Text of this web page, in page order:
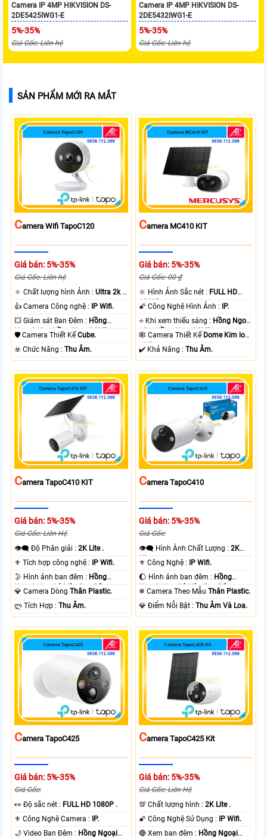
Camera IP 4MP HIKVISION DS-
2DE5425IWG1-E
5%-35%
Giá Gốc: Liên hệ
Camera IP 4MP HIKVISION DS-
2DE5432IWG1-E
5%-35%
Giá Gốc: Liên hệ
SẢN PHẨM MỚI RA MẮT
CAmera Wifi TapoC120
Giá bán: 5%-35%
Giá Gốc: Liên hệ
🔅 Chất lượng hình Ảnh :Ultra 2k +
.
👍 Camera Công nghệ :
IP Wifi.
💥 Giám sát Ban Đêm : Hồng
Ngoại 10m Hồng Ngoại SMD.
🛡 Camera Thiết KếCube.
️☣️ Chức Năng :Thu Âm.
CAmera MC410 KIT
Giá bán: 5%-35%
Giá Gốc: 00 ₫
🔆 Hình Ảnh Sắc nét : FULL HD
1080P .
🌠 Công Nghệ Hình Ảnh :
IP.
⭐ Khi xem thiếu sáng : Hồng Ngoại
10m Hồng Ngoại SMD.
🕸️ Camera Thiết Kế Dome Kim loại
+ Nhựa.
️✔️ Khả Năng :Thu Âm.
CAmera TapoC410 KIT
Giá bán: 5%-35%
Giá Gốc: Liên Hệ
👁️‍🗨 Độ Phân giải :2K Lite .
⚜️ Tích hợp công nghệ : IP Wifi.
🌛 Hình ảnh ban đêm : Hồng
Ngoại 10m Có Màu Ban Ðêm.
💎 Camera DòngThân Plastic.
️ლ Tích Hợp :Thu Âm.
CAmera TapoC410
Giá bán: 5%-35%
Giá Gốc:
👁️‍🗨 Hình Ành Chất Lượng :2K
Lite .
⚜️ Công Nghệ : IP Wifi.
🌔 Hình ảnh ban đêm : Hồng
Ngoại 10m Có Màu Ban Ðêm.
❄ Camera Theo MẫuThân Plastic.
️💎 Điểm Nỗi Bật :Thu Âm Và Loa.
CAmera TapoC425
Giá bán: 5%-35%
Giá Gốc:
️👀 Độ sắc nét : FULL HD 1080P .
⚜️ Công Nghệ Camera : IP.
🌙 Video Ban Đêm : Hồng Ngoại
CAmera TapoC425 Kit
Giá bán: 5%-35%
Giá Gốc: Liên Hệ
💯 Chất lượng hình :2K Lite .
🌠 Công Nghệ Sử Dụng : IP Wifi.
🔴 Xem ban đêm : Hồng Ngoại